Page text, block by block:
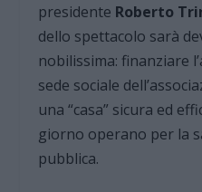
presidente Roberto
dello spettacolo sarà
nobilissima: finanziare
sede sociale
una “casa” sicura ed
giorno operano per la
pubblica.